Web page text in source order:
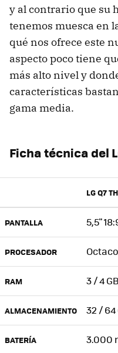
y al contrario que su
tenemos muesca en
qué nos ofrece este
aspecto poco tiene
más alto nivel y
características
gama media.
Ficha técnica del
LG Q7
PANTALLA 5,5"
PROCESADOR
RAM 3 / 4 GB
ALMACENAMIENTO 32 / 64
BATERÍA 3.000